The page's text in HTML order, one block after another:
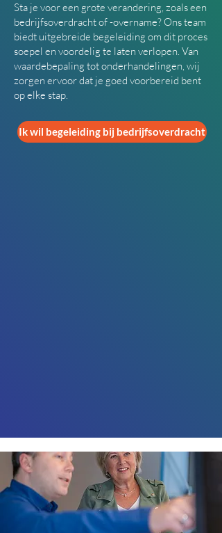
Sta je voor een grote verandering, zoals een
bedrijfsoverdracht of -overname? Ons team
biedt uitgebreide begeleiding om dit proces
soepel en voordelig te laten verlopen. Van
waardebepaling tot onderhandelingen, wij
zorgen ervoor dat je goed voorbereid bent
op elke stap.
Ik wil begeleiding bij bedrijfsoverdracht